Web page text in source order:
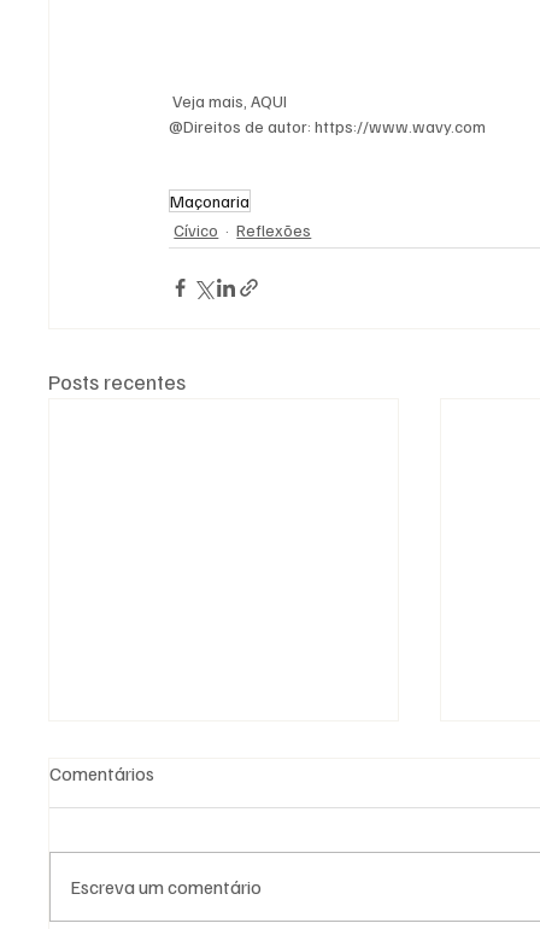
Veja mais, AQUI
@Direitos de autor: https://www.wavy.com
Maçonaria
Cívico
Reflexões
Posts recentes
Comentários
Escreva um comentário